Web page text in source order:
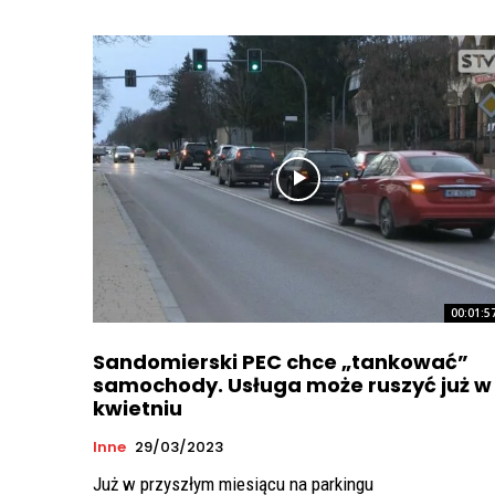
Sandomierski PEC chce „tankować”
samochody. Usługa może ruszyć już w
kwietniu
Inne 29/03/2023
Już w przyszłym miesiącu na parkingu